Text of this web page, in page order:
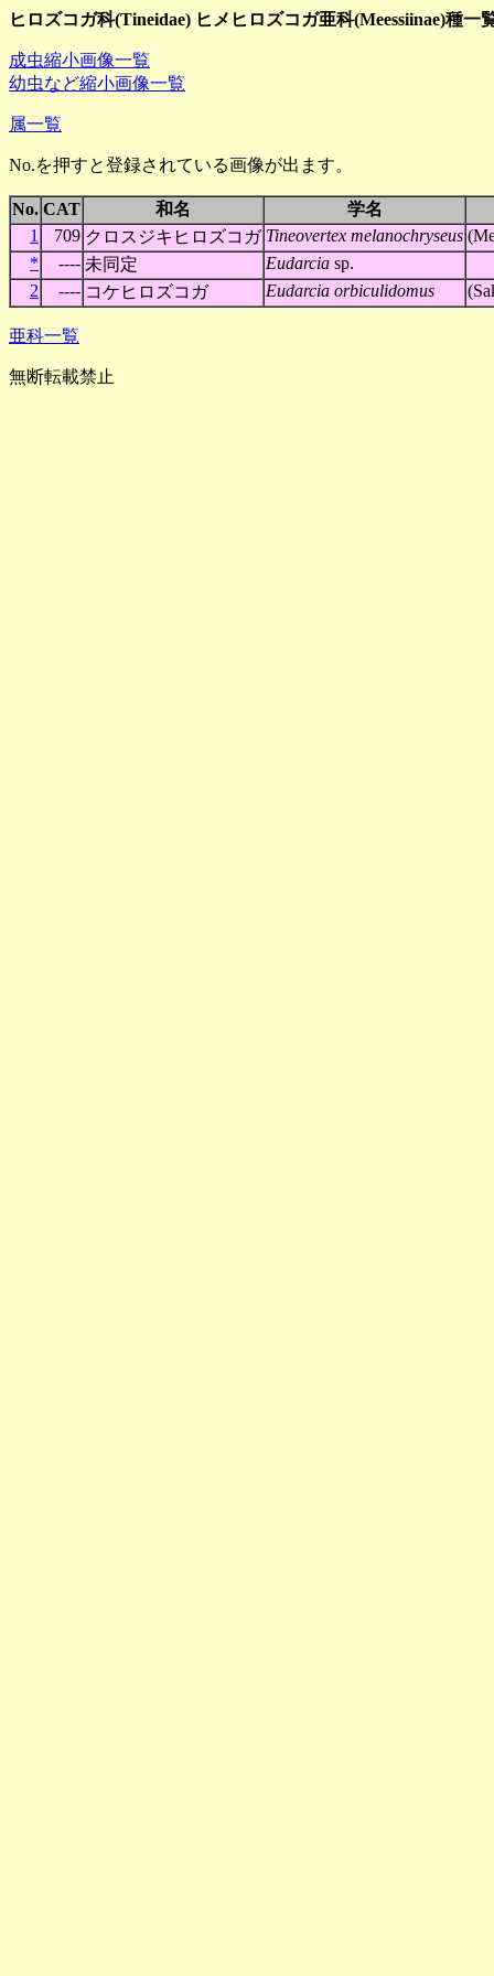
ヒロズコガ科(Tineidae) ヒメヒロズコガ亜科(Meessiinae)種一
成虫縮小画像一覧
幼虫など縮小画像一覧
属一覧
No.を押すと登録されている画像が出ます。
No. CAT 和名
学名
1
709 クロスジキヒロズコガ Tineovertex melanochryseus
*
---- 未同定 Eudarcia sp.
2
---- コケヒロズコガ Eudarcia orbiculidomus
亜科一覧
無断転載禁止